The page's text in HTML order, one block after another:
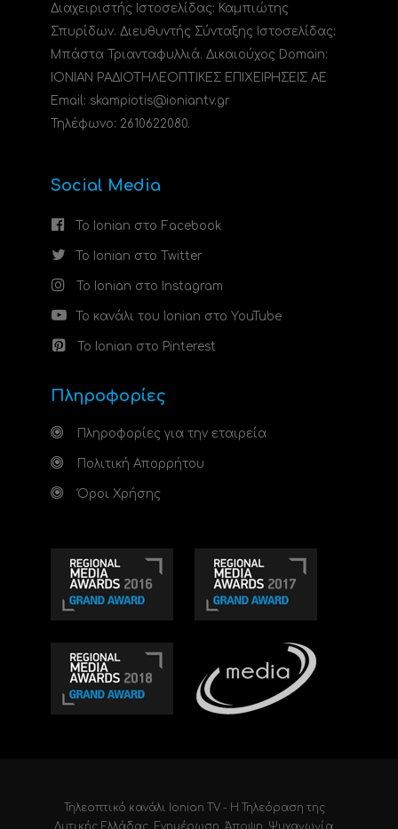
Διαχειριστής Ιστοσελίδας: Καμπιώτης
Σπυρίδων. Διευθυντής Σύνταξης Ιστοσελίδας:
Μπάστα Τριανταφυλλιά. Δικαιούχος Domain:
ΙΟΝΙΑΝ ΡΑΔΙΟΤΗΛΕΟΠΤΙΚΕΣ ΕΠΙΧΕΙΡΗΣΕΙΣ ΑΕ
Email: skampiotis@ioniantv.gr
Τηλέφωνο: 2610622080.
Social Media
Το Ionian στο Facebook
Το Ionian στο Twitter
Το Ionian στο Instagram
Το κανάλι του Ionian στο YouTube
Το Ionian στο Pinterest
Πληροφορίες
Πληροφορίες για την εταιρεία
Πολιτική Απορρήτου
Όροι Χρήσης
Τηλεοπτικό κανάλι Ionian TV - Η Τηλεόραση της
Δυτικής Ελλάδας. Ενημέρωση, Άποψη, Ψυχαγωγία.